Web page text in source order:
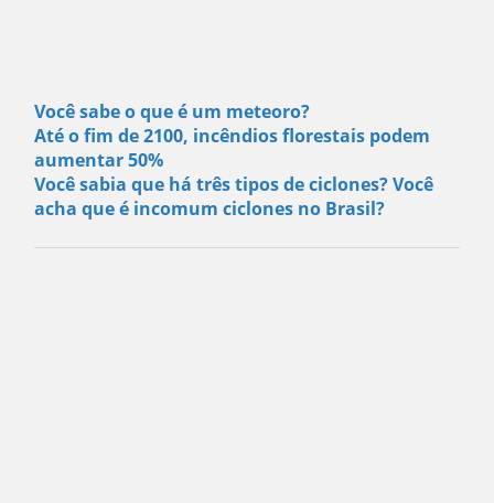
Você sabe o que é um meteoro?
Até o fim de 2100, incêndios florestais podem
aumentar 50%
Você sabia que há três tipos de ciclones? Você
acha que é incomum ciclones no Brasil?